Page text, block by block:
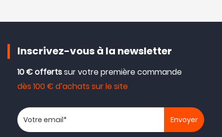
Inscrivez-vous à la newsletter
10 € offertssur votre première commande
dès 100 € d’achats sur le site
Votre adresse email